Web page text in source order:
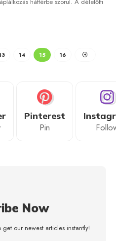
14 15 16
Pinterest
Pin
Now
our newest articles instantly!